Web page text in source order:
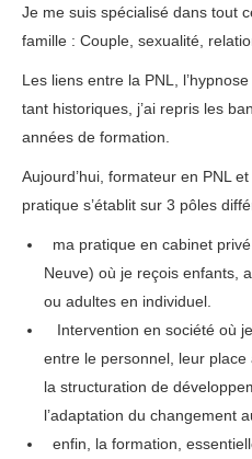
Je me suis spécialisé dans tout
famille : Couple, sexualité,
Les liens entre la PNL,
tant historiques, j’ai repris les
années de formation.
Aujourd’hui, formateur en PNL
pratique s’établit sur 3 pôles
ma pratique en cabinet
Neuve) où je reçois enfants,
ou adultes en individuel.
Intervention en société où
entre le personnel, leur
la structuration de
l’adaptation du changement
enfin, la formation,